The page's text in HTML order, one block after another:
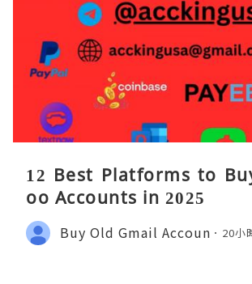
12 Best Platforms to
oo Accounts in 2025
Buy Old Gmail Accoun 20小